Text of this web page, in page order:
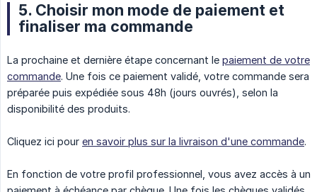
5. Choisir mon mode de paiement et
finaliser ma commande
La prochaine et dernière étape concernant le paiement de votre
commande. Une fois ce paiement validé, votre commande sera
préparée puis expédiée sous 48h (jours ouvrés), selon la
disponibilité des produits.
Cliquez ici pour en savoir plus sur la livraison d'une commande.
En fonction de votre profil professionnel, vous avez accès à un